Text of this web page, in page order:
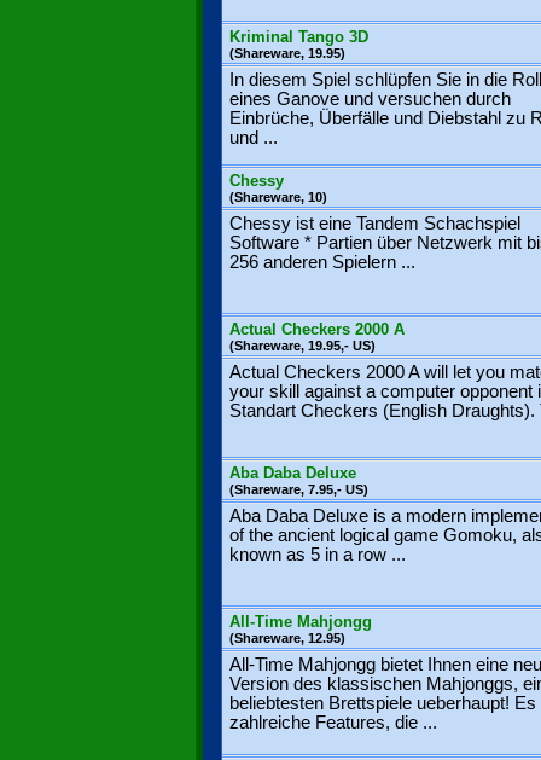
Kriminal Tango 3D
(Shareware, 19.95)
In diesem Spiel schlüpfen Sie in die
eines Ganove und versuchen durch
Einbrüche, Überfälle und Diebstahl zu
und ...
Chessy
(Shareware, 10)
Chessy ist eine Tandem Schachspiel
Software * Partien über Netzwerk mit
256 anderen Spielern ...
Actual Checkers 2000 A
(Shareware, 19.95,- US)
Actual Checkers 2000 A will let you
your skill against a computer opponent
Standart Checkers (English Draughts).
Aba Daba Deluxe
(Shareware, 7.95,- US)
Aba Daba Deluxe is a modern
of the ancient logical game Gomoku,
known as 5 in a row ...
All-Time Mahjongg
(Shareware, 12.95)
All-Time Mahjongg bietet Ihnen eine
Version des klassischen Mahjonggs,
beliebtesten Brettspiele ueberhaupt! Es
zahlreiche Features, die ...